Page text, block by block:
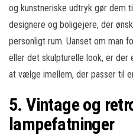
og kunstneriske udtryk gør dem
designere og boligejere, der
personligt rum. Uanset om man
eller det skulpturelle look, er der
at vælge imellem, der passer til
5. Vintage og
lampefatninger